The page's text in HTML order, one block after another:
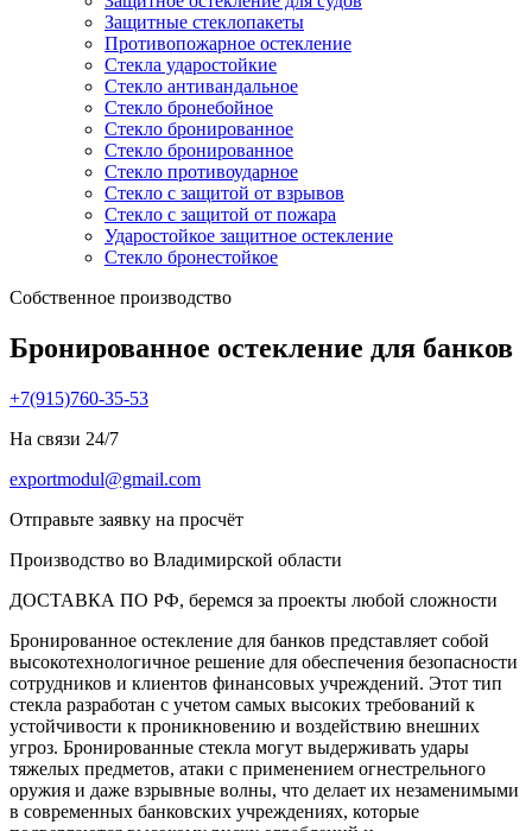
Защитные стеклопакеты
Противопожарное остекление
Стекла ударостойкие
Стекло антивандальное
Стекло бронебойное
Стекло бронированное
Стекло бронированное
Стекло противоударное
Стекло с защитой от взрывов
Стекло с защитой от пожара
Ударостойкое защитное остекление
Стекло бронестойкое
Собственное производство
Бронированное остекление для банков
+7(915)760-35-53
На связи 24/7
exportmodul@gmail.com
Отправьте заявку на просчёт
Производство во Владимирской области
ДОСТАВКА ПО РФ, беремся за проекты любой сложности
Бронированное остекление для банков представляет собой
высокотехнологичное решение для обеспечения безопасности
сотрудников и клиентов финансовых учреждений. Этот тип
стекла разработан с учетом самых высоких требований к
устойчивости к проникновению и воздействию внешних
угроз. Бронированные стекла могут выдерживать удары
тяжелых предметов, атаки с применением огнестрельного
оружия и даже взрывные волны, что делает их незаменимыми
в современных банковских учреждениях, которые